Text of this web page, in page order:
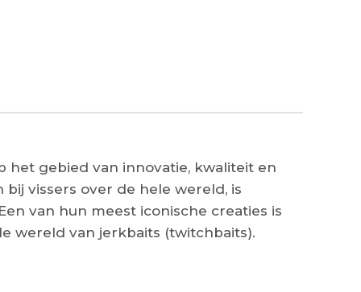
het gebied van innovatie, kwaliteit en
vissers over de hele wereld, is
van hun meest iconische creaties is
wereld van jerkbaits (twitchbaits).